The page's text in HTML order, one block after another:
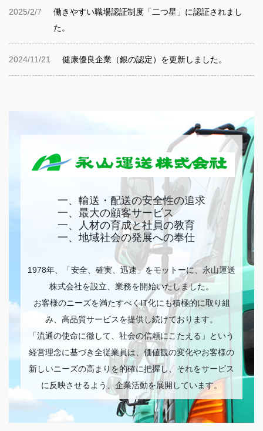
2025/2/7
働きやすい職場認証制度「二つ星」に認証されまし
た。
2024/11/21 健康優良企業（銀の認定）を更新しました。
一、輸送・配送の安全性の追求
一、最大の顧客サービス
一、人材の育成と社員の教育
一、地域社会の発展への奉仕
1978年、「安全、確実、迅速」をモットーに、永山運送
株式会社を設立、業務を開始いたしました。
お客様のニーズを満たすべくIT化にも積極的に取り組
み、高品質サービスを提供し続けております。
「流通の使命に徹して、社会の信頼にこたえる」という
経営理念に基づき全従業員は、価値観の変化やお客様の
新しいニーズの高まりを的確に把握し、それをサービス
に反映させるよう、企業活動を展開しています。